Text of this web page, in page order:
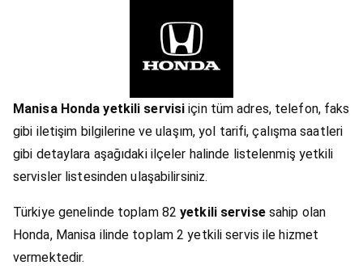
Manisa Honda yetkili servisi için tüm adres, telefon, faks
gibi iletişim bilgilerine ve ulaşım, yol tarifi, çalışma saatleri
gibi detaylara aşağıdaki ilçeler halinde listelenmiş yetkili
servisler listesinden ulaşabilirsiniz.
Türkiye genelinde toplam 82yetkili servisesahip olan
Honda, Manisa ilinde toplam 2 yetkili servis ile hizmet
vermektedir.